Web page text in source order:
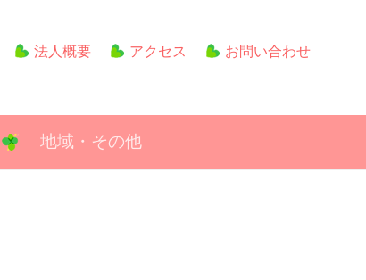
法人概要 アクセス お問い合わせ
地域・その他